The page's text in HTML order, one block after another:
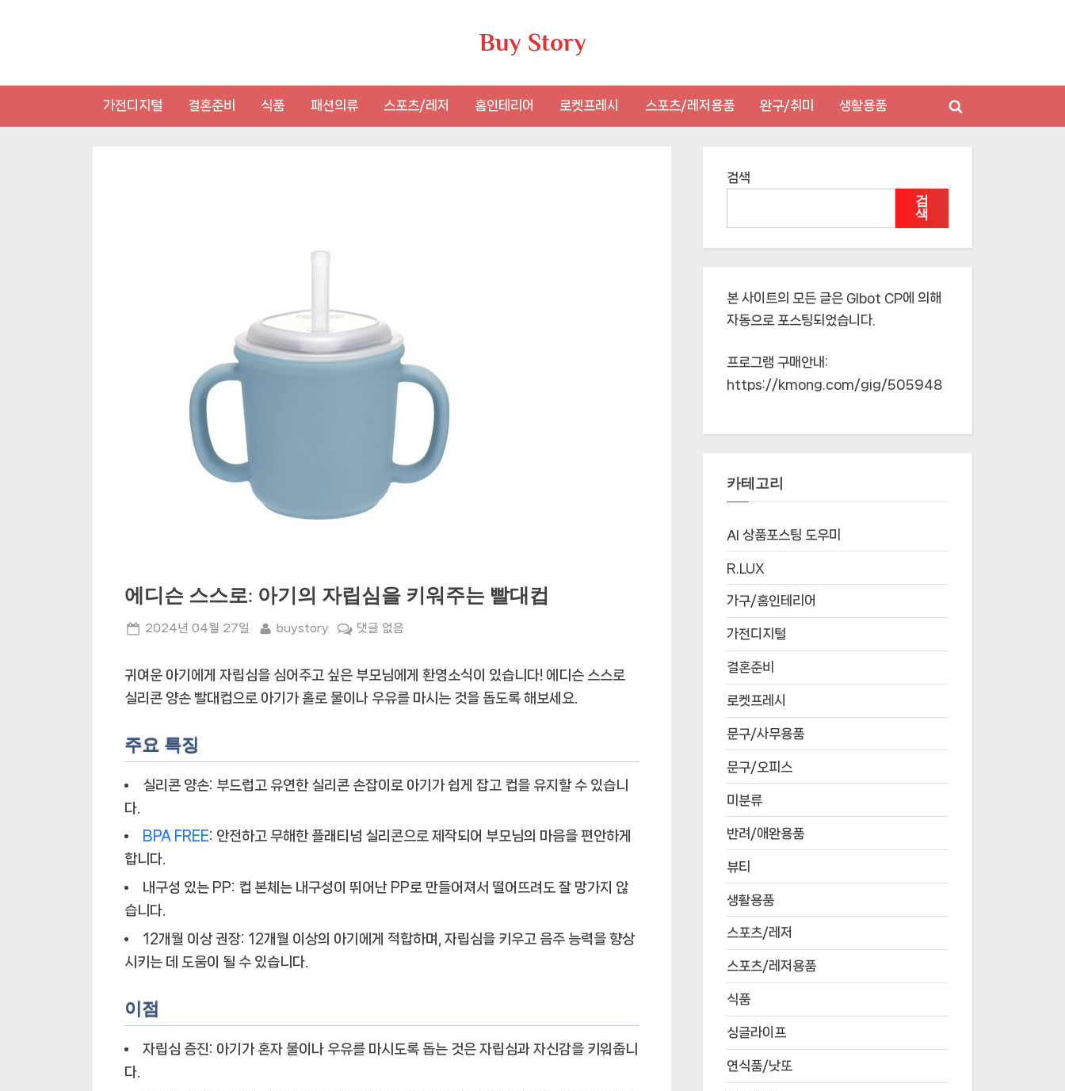
Buy Story
가전디지털 결혼준비 식품 패션의류 스포츠/레저 홈인테리어 로켓프레시 스포츠/레저용품 완구/취미 생활용품
Toggle
에디슨 스스로: 아기의 자립심을 키워주는 빨대컵
Posted
2024년 04월 27일 By
buystory
에
슨
스
기
의
심
키
는
에
댓글 없음
귀여운 아기에게 자립심을 심어주고 싶은 부모님에게 환영소식이 있습니다! 에디슨 스스로
실리콘 양손 빨대컵으로 아기가 홀로 물이나 우유를 마시는 것을 돕도록 해보세요.
주요 특징
실리콘 양손: 부드럽고 유연한 실리콘 손잡이로 아기가 쉽게 잡고 컵을 유지할 수 있습니
다.
BPA FREE: 안전하고 무해한 플래티넘 실리콘으로 제작되어 부모님의 마음을 편안하게
합니다.
내구성 있는 PP: 컵 본체는 내구성이 뛰어난 PP로 만들어져서 떨어뜨려도 잘 망가지 않
습니다.
12개월 이상 권장: 12개월 이상의 아기에게 적합하며, 자립심을 키우고 음주 능력을 향상
시키는 데 도움이 될 수 있습니다.
이점
자립심 증진: 아기가 혼자 물이나 우유를 마시도록 돕는 것은 자립심과 자신감을 키워줍니
다.
검색
검
색
본 사이트의 모든 글은 Glbot CP에 의해
자동으로 포스팅되었습니다.
프로그램 구매안내:
https://kmong.com/gig/505948
카테고리
AI 상품포스팅 도우미
R.LUX
가구/홈인테리어
가전디지털
결혼준비
로켓프레시
문구/사무용품
문구/오피스
미분류
반려/애완용품
뷰티
생활용품
스포츠/레저
스포츠/레저용품
식품
싱글라이프
연식품/낫또